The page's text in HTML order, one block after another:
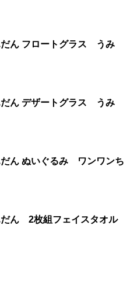
ノラネコぐんだん フロートグラス うみ
ノラネコぐんだん デザートグラス うみ
だん ぬいぐるみ ワンワンち
だん 2枚組フェイスタオル